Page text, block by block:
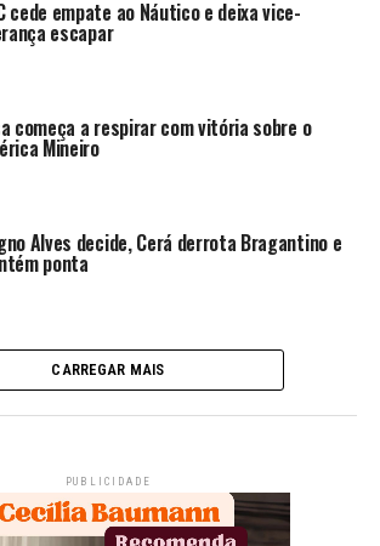
cede empate ao Náutico e deixa vice-
escapar
começa a respirar com vitória sobre o
Mineiro
Alves decide, Cerá derrota Bragantino e
ponta
CARREGAR MAIS
PUBLICIDADE